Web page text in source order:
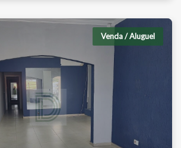
Venda / Aluguel